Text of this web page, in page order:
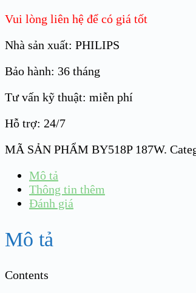
Vui lòng liên hệ để có giá tốt
Nhà sản xuất: PHILIPS
Bảo hành: 36 tháng
Tư vấn kỹ thuật: miễn phí
Hỗ trợ: 24/7
MÃ SẢN PHẨM BY518P 187W.
Mô tả
Thông tin thêm
Đánh giá
Mô tả
Contents